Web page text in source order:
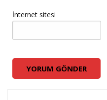
İnternet sitesi